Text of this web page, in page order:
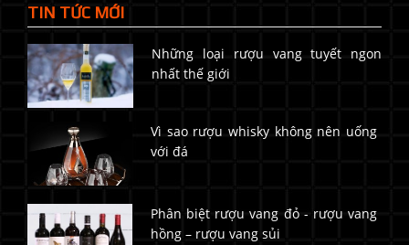
TIN TỨC MỚI
Những loại rượu vang tuyết ngon
nhất thế giới
Vì sao rượu whisky không nên uống
với đá
Phân biệt rượu vang đỏ - rượu vang
hồng – rượu vang sủi